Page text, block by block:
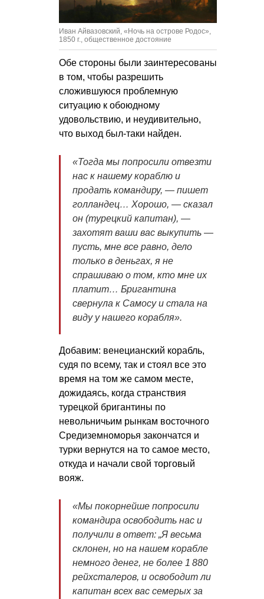
Иван Айвазовский, «Ночь на острове Родос»,
1850 г., общественное достояние
Обе стороны были заинтересованы
в том, чтобы разрешить
сложившуюся проблемную
ситуацию к обоюдному
удовольствию, и неудивительно,
что выход был-таки найден.
«Тогда мы попросили отвезти
нас к нашему кораблю и
продать командиру, — пишет
голландец… Хорошо, — сказал
он (турецкий капитан), —
захотят ваши вас выкупить —
пусть, мне все равно, дело
только в деньгах, я не
спрашиваю о том, кто мне их
платит… Бригантина
свернула к Самосу и стала на
виду у нашего корабля».
Добавим: венецианский корабль,
судя по всему, так и стоял все это
время на том же самом месте,
дожидаясь, когда странствия
турецкой бригантины по
невольничьим рынкам восточного
Средиземноморья закончатся и
турки вернутся на то самое место,
откуда и начали свой торговый
вояж.
«Мы покорнейше попросили
командира освободить нас и
получили в ответ: „Я весьма
склонен, но на нашем корабле
немного денег, не более 1 880
рейхсталеров, и освободит ли
капитан всех вас семерых за